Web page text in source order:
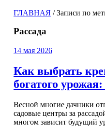
ГЛАВНАЯ /Записи по
Рассада
14 мая 2026
Как выбрать
богатого
Весной многие дачники
садовые центры за
многом зависит будущий